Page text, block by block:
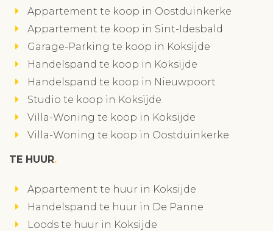
Appartement te koop in Oostduinkerke
Appartement te koop in Sint-Idesbald
Garage-Parking te koop in Koksijde
Handelspand te koop in Koksijde
Handelspand te koop in Nieuwpoort
Studio te koop in Koksijde
Villa-Woning te koop in Koksijde
Villa-Woning te koop in Oostduinkerke
TE HUUR
Appartement te huur in Koksijde
Handelspand te huur in De Panne
Loods te huur in Koksijde